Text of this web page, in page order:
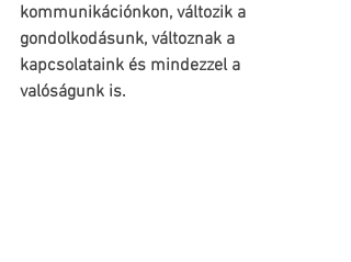
kommunikációnkon, változik a
gondolkodásunk, változnak a
kapcsolataink és mindezzel a
valóságunk is.